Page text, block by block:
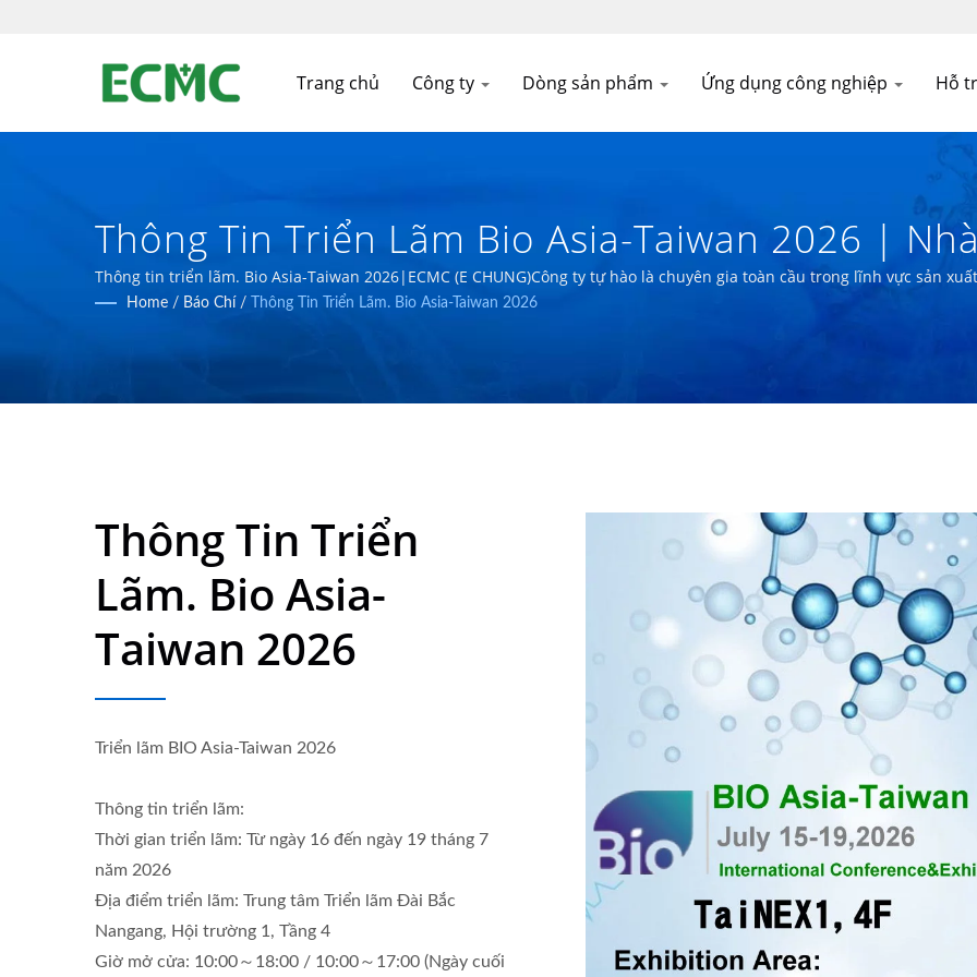
Trang chủ Công ty Dòng sản phẩm Ứng dụng công nghiệp Hỗ
Thông Tin Triển Lãm Bio Asia-Taiwan 2026 |
Dược Phẩm Và Công Nghệ Sinh Học Có Trụ Sở
CHUNG MACHINERY CO.
Thông tin triển lãm. Bio Asia-Taiwan 2026|ECMC (E CHUNG)Công ty tự hào là chuyên gia toàn cầu trong lĩnh vực sản
xuất dược phẩm tiên tiến hơn.
Home / Báo Chí / Thông Tin Triển Lãm. Bio Asia-Taiwan 2026
Thông Tin Triển
Lãm. Bio Asia-
Taiwan 2026
Triển lãm BIO Asia-Taiwan 2026
Thông tin triển lãm:
Thời gian triển lãm: Từ ngày 16 đến ngày 19 tháng 7
năm 2026
Địa điểm triển lãm: Trung tâm Triển lãm Đài Bắc
Nangang, Hội trường 1, Tầng 4
Giờ mở cửa: 10:00～18:00 / 10:00～17:00 (Ngày cuối
Hệ Thống Nước Tinh Khiết
Nước (Nồi Hấp Tiệt Trùng)
Hệ Thống Nước Tinh